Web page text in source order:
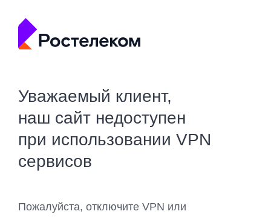
Уважаемый клиент,
наш сайт недоступен
при использовании VPN
сервисов
Пожалуйста, отключите VPN или